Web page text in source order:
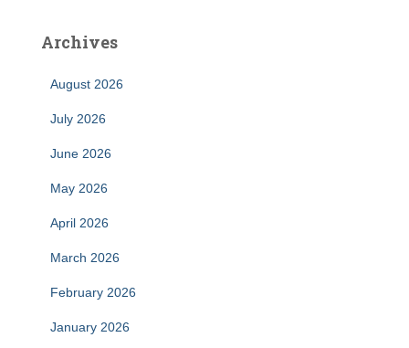
Archives
August 2026
July 2026
June 2026
May 2026
April 2026
March 2026
February 2026
January 2026